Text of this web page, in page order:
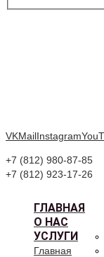
VKMailInstagram
+7 (812) 980-87-85
+7 (812) 923-17-26
ГЛАВНАЯ
О НАС
УСЛУГИ
Главная